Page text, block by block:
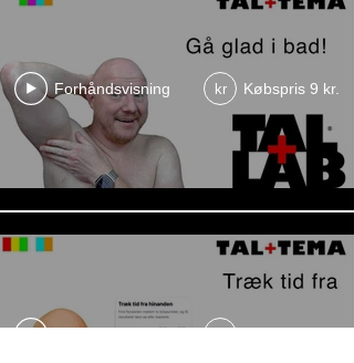
Forhåndsvisning kr Købspris 9 kr.